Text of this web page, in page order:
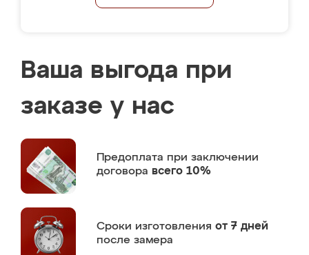
Ваша выгода при
заказе у нас
Предоплата при заключении
договора всего 10%
Сроки изготовления от 7 дней
после замера